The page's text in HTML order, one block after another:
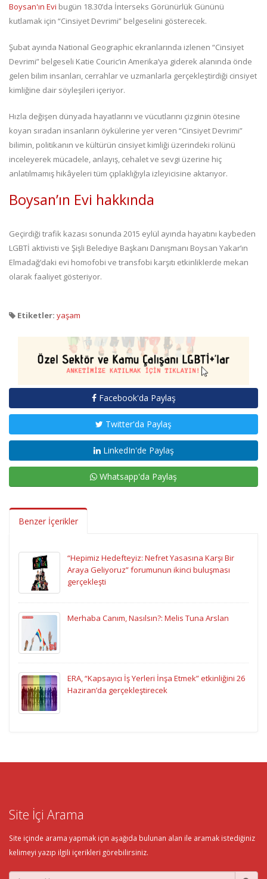
Boysan'ın Evi bugün 18.30’da İnterseks Görünürlük Gününü
kutlamak için “Cinsiyet Devrimi” belgeselini gösterecek.
Şubat ayında National Geographic ekranlarında izlenen “Cinsiyet
Devrimi” belgeseli Katie Couric’in Amerika’ya giderek alanında önde
gelen bilim insanları, cerrahlar ve uzmanlarla gerçekleştirdiği cinsiyet
kimliğine dair söyleşileri içeriyor.
Hızla değişen dünyada hayatlarını ve vücutlarını çizginin ötesine
koyan sıradan insanların öykülerine yer veren “Cinsiyet Devrimi”
bilimin, politikanın ve kültürün cinsiyet kimliği üzerindeki rolünü
inceleyerek mücadele, anlayış, cehalet ve sevgi üzerine hiç
anlatılmamış hikâyeleri tüm çıplaklığıyla izleyicisine aktarıyor.
Boysan’ın Evi hakkında
Geçirdiği trafik kazası sonunda 2015 eylül ayında hayatını kaybeden
LGBTİ aktivisti ve Şişli Belediye Başkanı Danışmanı Boysan Yakar’ın
Elmadağ’daki evi homofobi ve transfobi karşıtı etkinliklerde mekan
olarak faaliyet gösteriyor.
Etiketler: yaşam
Facebook'da Paylaş
Twitter'da Paylaş
LinkedIn'de Paylaş
Whatsapp'da Paylaş
Benzer İçerikler
“Hepimiz Hedefteyiz: Nefret Yasasına Karşı Bir
Araya Geliyoruz” forumunun ikinci buluşması
gerçekleşti
Merhaba Canım, Nasılsın?: Melis Tuna Arslan
ERA, “Kapsayıcı İş Yerleri İnşa Etmek” etkinliğini 26
Haziran’da gerçekleştirecek
Site İçi Arama
Site içinde arama yapmak için aşağıda bulunan alan ile aramak istediğiniz
kelimeyi yazıp ilgili içerikleri görebilirsiniz.